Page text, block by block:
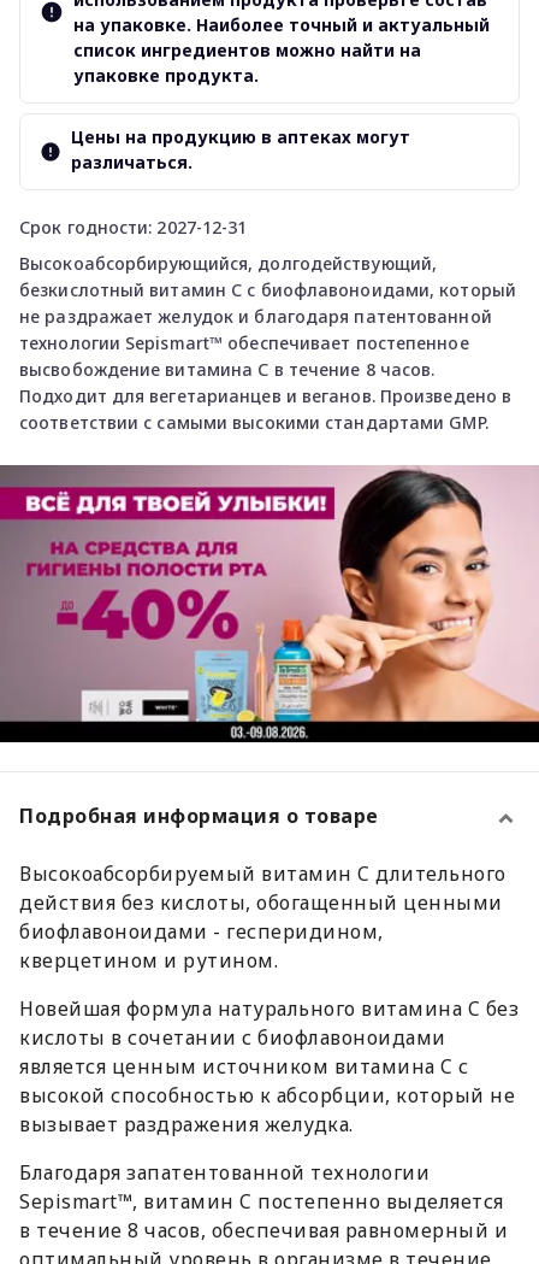
Срок годности: 2027-12-31
Высокоабсорбирующийся, долгодействующий,
безкислотный витамин С с биофлавоноидами, который
не раздражает желудок и благодаря патентованной
технологии Sepismart™️ обеспечивает постепенное
высвобождение витамина С в течение 8 часов.
Подходит для вегетарианцев и веганов. Произведено в
соответствии с самыми высокими стандартами GMP.
на упаковке. Наиболее точный и актуальный
список ингредиентов можно найти на
упаковке продукта.
Цены на продукцию в аптеках могут
различаться.
Подробная информация о товаре
Высокоабсорбируемый витамин C длительного
действия без кислоты, обогащенный ценными
биофлавоноидами - гесперидином,
кверцетином и рутином.
Новейшая формула натурального витамина C без
кислоты в сочетании с биофлавоноидами
является ценным источником витамина C с
высокой способностью к абсорбции, который не
вызывает раздражения желудка.
Благодаря запатентованной технологии
Sepismart™, витамин C постепенно выделяется
в течение 8 часов, обеспечивая равномерный и